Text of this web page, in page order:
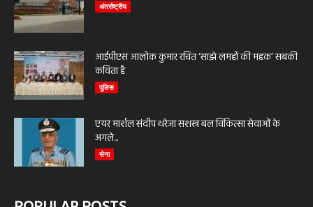
अंतर्राष्ट्रीय
आईपीएस आलोक कुमार रचित ‘साझे लमहों की महक’ सबकी
कविता है
पुलिस
एयर मार्शल संदीप थरेजा सशस्त्र बल चिकित्सा सेवाओं के
अगले...
सेना